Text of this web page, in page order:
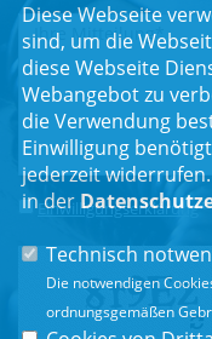
Einwilligungserklärung*
Diese Webseite
sind, um die
diese Webseite
Webangebot zu
die Verwendung
Einwilligung
jederzeit
in der
Technisch
Die notwendigen
ordnungsgemäßen